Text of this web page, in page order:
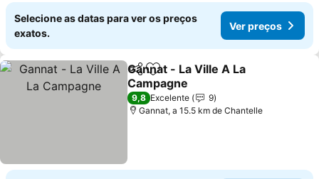
Selecione as datas para ver os preços
exatos.
Ver preços
PartilharAdicionar aos favoritos
Gannat - La Ville A La
Campagne
Ver preços
9,8 Excelente
9
Gannat, a 15.5 km de Chantelle